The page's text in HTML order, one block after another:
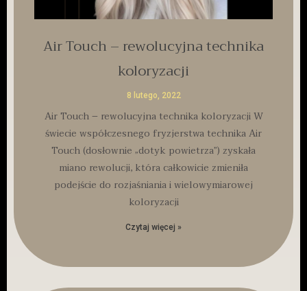
Air Touch – rewolucyjna technika
koloryzacji
8 lutego, 2022
Air Touch – rewolucyjna technika koloryzacji W
świecie współczesnego fryzjerstwa technika Air
Touch (dosłownie „dotyk powietrza”) zyskała
miano rewolucji, która całkowicie zmieniła
podejście do rozjaśniania i wielowymiarowej
koloryzacji
Czytaj więcej »